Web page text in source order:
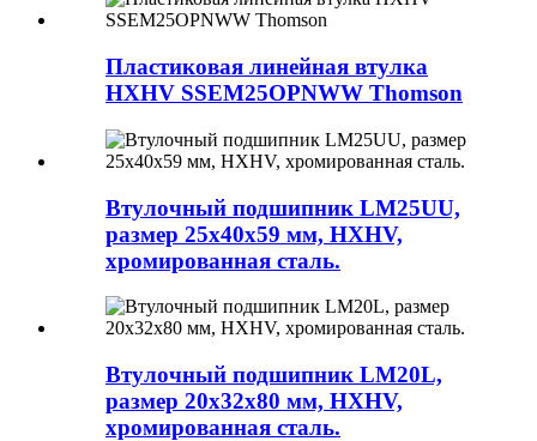
Пластиковая линейная втулка
HXHV SSEM25OPNWW Thomson
Втулочный подшипник LM25UU,
размер 25x40x59 мм, HXHV,
хромированная сталь.
Втулочный подшипник LM20L,
размер 20x32x80 мм, HXHV,
хромированная сталь.